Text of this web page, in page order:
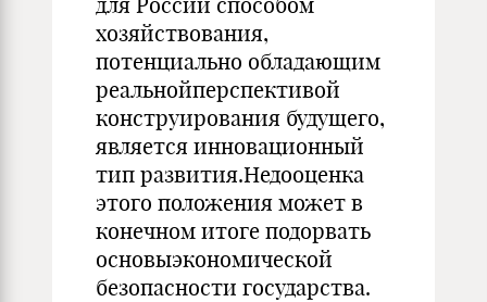
хозяйствования,
потенциально обладающим
реальнойперспективой
конструирования будущего,
является инновационный
тип развития.Недооценка
этого положения может в
конечном итоге подорвать
основыэкономической
безопасности государства.